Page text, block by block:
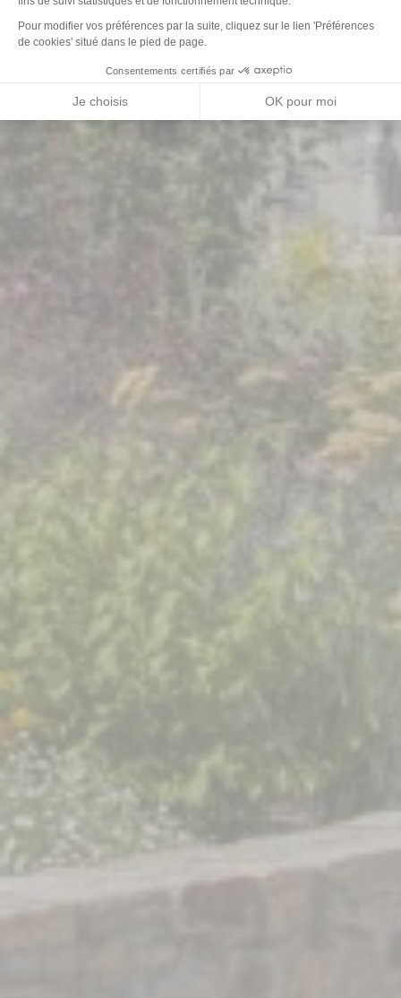
Pour modifier vos préférences par la suite, cliquez sur le lien 'Préférences
de cookies' situé dans le pied de page.
Consentements certifiés par
Je choisis OK pour moi
Axeptio consent